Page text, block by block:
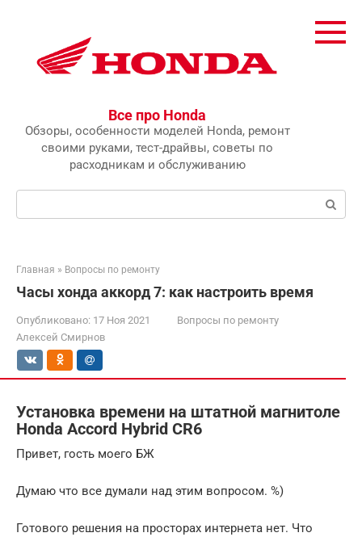
Все про Honda
Обзоры, особенности моделей Honda, ремонт
своими руками, тест-драйвы, советы по
расходникам и обслуживанию
Главная » Вопросы по ремонту
Часы хонда аккорд 7: как настроить время
Опубликовано: 17 Ноя 2021
Вопросы по ремонту
Алексей Смирнов
Установка времени на штатной магнитоле
Honda Accord Hybrid CR6
Привет, гость моего БЖ
Думаю что все думали над этим вопросом. %)
Готового решения на просторах интернета нет. Что